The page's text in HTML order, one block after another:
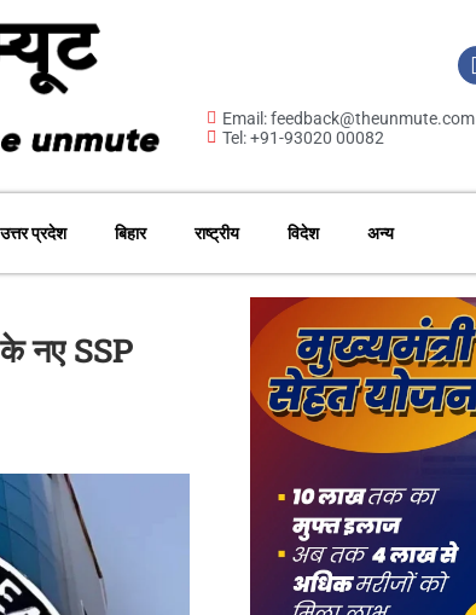
Email: feedback@theunmute.com
Tel: +91-93020 00082
उत्तर प्रदेश बिहार राष्ट्रीय विदेश अन्य
नए SSP